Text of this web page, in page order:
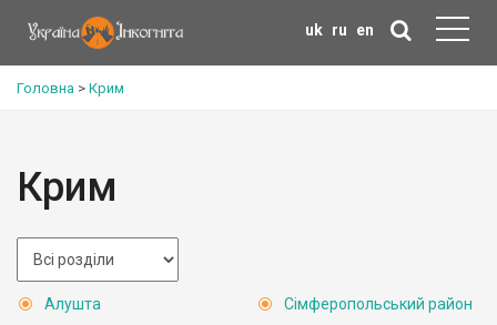
uk ru en
Головна > Крим
Крим
Алушта
Сімферопольський район